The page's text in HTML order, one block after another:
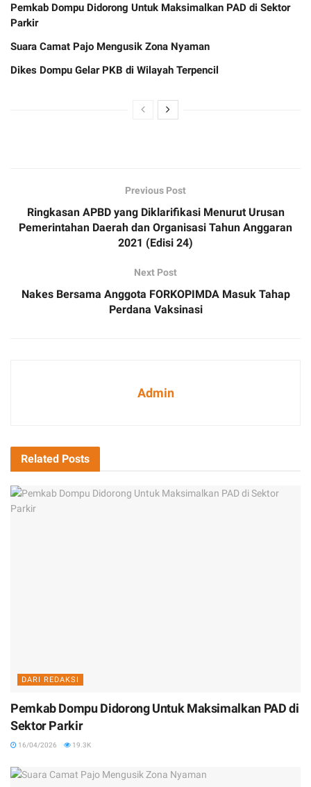
Pemkab Dompu Didorong Untuk Maksimalkan PAD di Sektor
Parkir
Suara Camat Pajo Mengusik Zona Nyaman
Dikes Dompu Gelar PKB di Wilayah Terpencil
Previous Post
Ringkasan APBD yang Diklarifikasi Menurut Urusan
Pemerintahan Daerah dan Organisasi Tahun Anggaran
2021 (Edisi 24)
Next Post
Nakes Bersama Anggota FORKOPIMDA Masuk Tahap
Perdana Vaksinasi
Admin
Related Posts
DARI REDAKSI
Pemkab Dompu Didorong Untuk Maksimalkan PAD di
Sektor Parkir
16/04/2026 19.3K